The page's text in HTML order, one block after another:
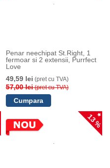
Penar neechipat St.Right, 1
fermoar si 2 extensii, Purrfect
Love
49,59 lei (pret cu TVA)
57,00 lei(pret cu TVA)
13 %